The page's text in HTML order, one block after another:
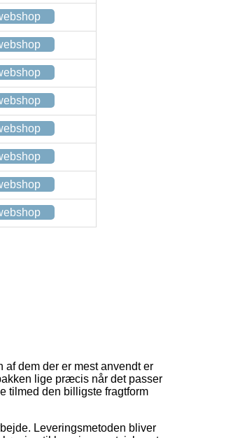
af dem der er mest anvendt er
lige præcis når det passer
tilmed den billigste fragtform
Leveringsmetoden bliver